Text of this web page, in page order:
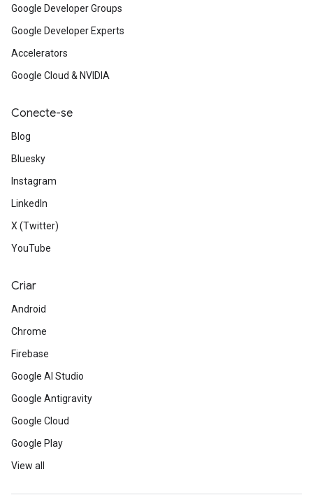
Google Developer Groups
Google Developer Experts
Accelerators
Google Cloud & NVIDIA
Conecte-se
Blog
Bluesky
Instagram
LinkedIn
X (Twitter)
YouTube
Criar
Android
Chrome
Firebase
Google AI Studio
Google Antigravity
Google Cloud
Google Play
View all